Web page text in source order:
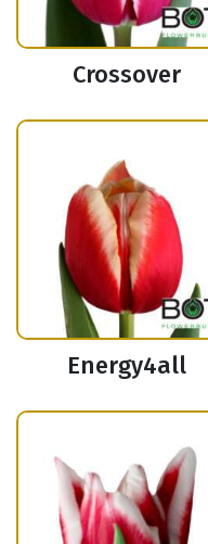
Crossover
Energy4all